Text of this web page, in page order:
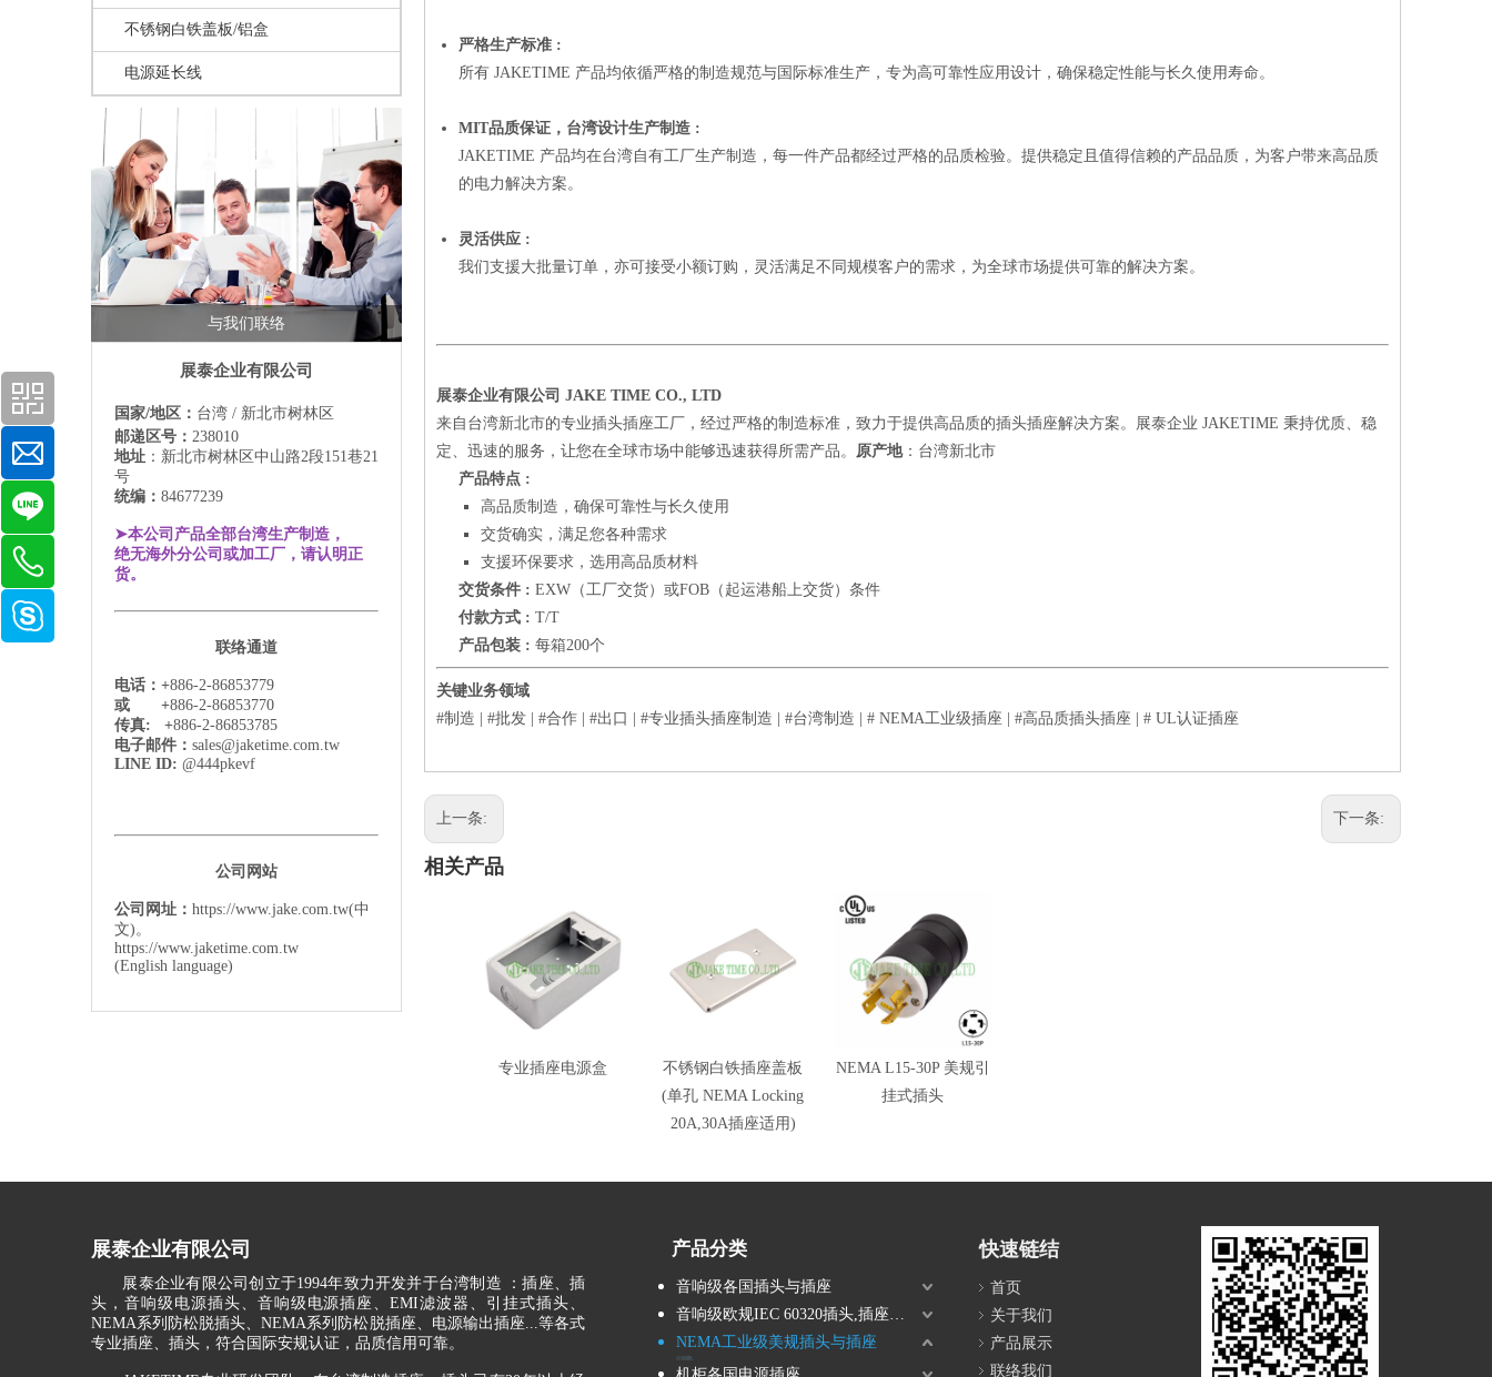
不锈钢白铁盖板/铝盒
电源延长线
与我们联络
展泰企业有限公司
国家/地区： 台湾 / 新北市树林区
邮递区号： 238010
地址 ：新北市树林区中山路2段151巷21
号
统编： 84677239
➤本公司产品全部台湾生产制造，
绝无海外分公司或加工厂，请认明正
货。
联络通道
电话：+886-2-86853779
或 +886-2-86853770
传真: +886-2-86853785
电子邮件： sales@jaketime.com.tw
LINE ID: @444pkevf
公司网站
公司网址： https://www.jake.com.tw(中
文)。
https://www.jaketime.com.tw
(English language)
严格生产标准 :
所有 JAKETIME 产品均依循严格的制造规范与国际标准生产，专为高可靠性应用设计，确保稳定性能与长久使用寿命。
MIT品质保证，台湾设计生产制造 :
JAKETIME 产品均在台湾自有工厂生产制造，每一件产品都经过严格的品质检验。提供稳定且值得信赖的产品品质，为客户带来高品质
的电力解决方案。
灵活供应 :
我们支援大批量订单，亦可接受小额订购，灵活满足不同规模客户的需求，为全球市场提供可靠的解决方案。
展泰企业有限公司 JAKE TIME CO., LTD
来自台湾新北市的专业插头插座工厂，经过严格的制造标准，致力于提供高品质的插头插座解决方案。展泰企业 JAKETIME 秉持优质、稳
定、迅速的服务，让您在全球市场中能够迅速获得所需产品。 原产地：台湾新北市
产品特点 :
高品质制造，确保可靠性与长久使用
交货确实，满足您各种需求
支援环保要求，选用高品质材料
交货条件 : EXW（工厂交货）或FOB（起运港船上交货）条件
付款方式 : T/T
产品包装 : 每箱200个
关键业务领域
#制造 | #批发 | #合作 | #出口 | #专业插头插座制造 | #台湾制造 | # NEMA工业级插座 | #高品质插头插座 | # UL认证插座
上一条: 下一条:
相关产品
专业插座电源盒
不锈钢白铁插座盖板
(单孔 NEMA Locking
20A,30A插座适用)
NEMA L15-30P 美规引
挂式插头
展泰企业有限公司
展泰企业有限公司创立于1994年致力开发并于台湾制造 ：插座、插
头，音响级电源插头、音响级电源插座、EMI滤波器、引挂式插头、
NEMA系列防松脱插头、NEMA系列防松脱插座、电源输出插座...等各式
专业插座、插头，符合国际安规认证，品质信用可靠。
产品分类
音响级各国插头与插座
音响级欧规IEC 60320插头,插座连接器
NEMA工业级美规插头与插座
快速链结
首页
关于我们
产品展示
联络我们